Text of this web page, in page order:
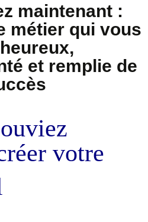
maintenant :
métier qui vous
et remplie de
votre